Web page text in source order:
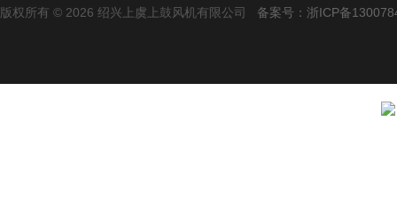
版权所有 © 2026 绍兴上虞上鼓风机有限公司 备案号：浙ICP备